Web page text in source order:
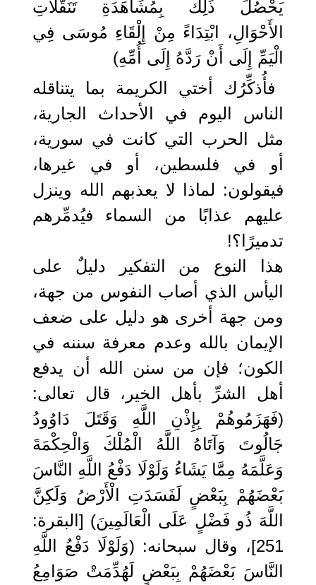
يَحْصُلَ ذَلِكَ بِمُشَاهَدَةِ تَنَقُّلاتِ
الأَحْوَالِ، ابْتِدَاءً مِنْ إِلْقَاءِ مُوسَى فِي
الْيَمِّ إِلَى أَنْ رَدَّهُ إِلَى أُمِّهِ)
فأُذكِّرُك أختي الكريمة بما يتناقله
الناس اليوم في الأحداث الجارية،
مثل الحرب التي كانت في سورية،
أو في فلسطين، أو في غيرها،
فيقولون: لماذا لا يعذبهم الله وينزل
عليهم عذابًا من السماء فيُدمِّرهم
تدميرًا؟!
هذا النوع من التفكير دليلٌ على
اليأس الذي أصاب النفوس من جهة،
ومن جهة أخرى هو دليل على ضعف
الإيمان بالله وعدم معرفة سننه في
الكون؛ فإن من سنن الله أن يدفع
أهل الشرِّ بأهل الخير، قال تعالى:
(فَهَزَمُوهُمْ بِإِذْنِ اللَّهِ وَقَتَلَ دَاوُودُ
جَالُوتَ وَآتَاهُ اللَّهُ الْمُلْكَ وَالْحِكْمَةَ
وَعَلَّمَهُ مِمَّا يَشَاءُ وَلَوْلَا دَفْعُ اللَّهِ النَّاسَ
بَعْضَهُمْ بِبَعْضٍ لَفَسَدَتِ الْأَرْضُ وَلَكِنَّ
اللَّهَ ذُو فَضْلٍ عَلَى الْعَالَمِينَ) [البقرة:
251]، وقال سبحانه: (وَلَوْلَا دَفْعُ اللَّهِ
النَّاسَ بَعْضَهُمْ بِبَعْضٍ لَهُدِّمَتْ صَوَامِعُ